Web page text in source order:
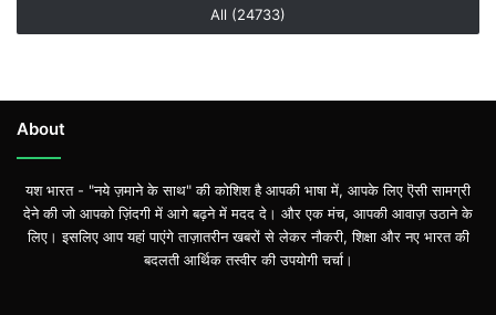
All (24733)
About
यश भारत - "नये ज़माने के साथ" की कोशिश है आपकी भाषा में, आपके लिए ऎसी सामग्री
देने की जो आपको ज़िंदगी में आगे बढ़ने में मदद दे। और एक मंच, आपकी आवाज़ उठाने के
लिए। इसलिए आप यहां पाएंगे ताज़ातरीन खबरों से लेकर नौकरी, शिक्षा और नए भारत की
बदलती आर्थिक तस्वीर की उपयोगी चर्चा।